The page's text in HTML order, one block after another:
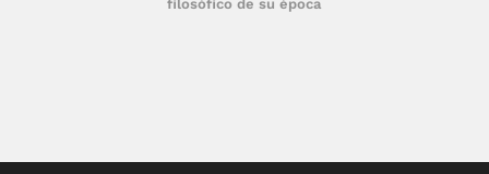
filosófico de su época